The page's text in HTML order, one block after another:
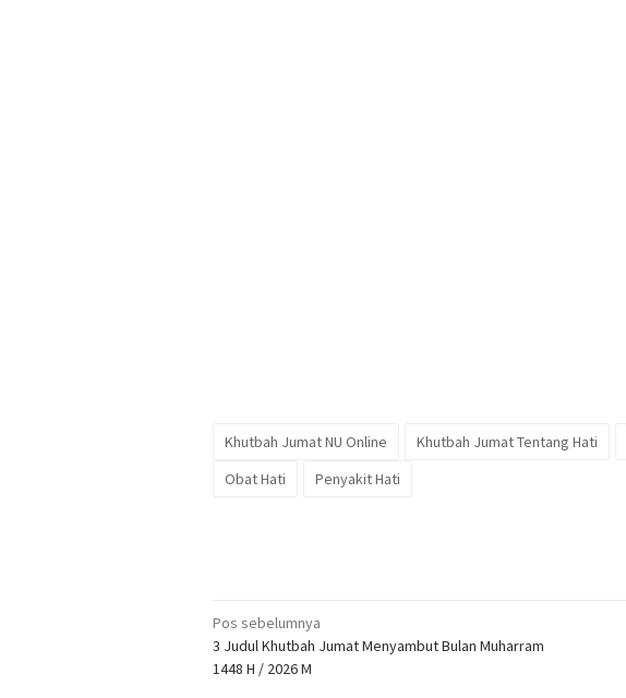
Khutbah Jumat NU Online Khutbah Jumat Tentang Hati
Obat Hati
Penyakit Hati
Navigasi
pos
Pos sebelumnya
3 Judul Khutbah Jumat Menyambut Bulan Muharram
1448 H / 2026 M